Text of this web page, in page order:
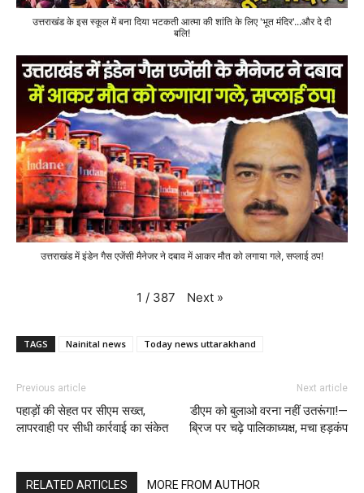
उत्तराखंड के इस स्कूल में बना दिया भटकती आत्मा की शांति के लिए 'भूत मंदिर'...और दे दी
बलि!
उत्तराखंड में इंडेन गैस एजेंसी मैनेजर ने दबाव में आकर मौत को लगाया गले, सप्लाई ठप!
1 / 387 Next »
TAGS Nainital news Today news uttarakhand
Previous article
पहाड़ों की सेहत पर सीएम सख्त,
लापरवाही पर सीधी कार्रवाई का संकेत
Next article
डीएम को बुलाओ वरना नहीं उतरूंगा!—
ब्रिज पर चढ़े पालिकाध्यक्ष, मचा हड़कंप
RELATED ARTICLES MORE FROM AUTHOR